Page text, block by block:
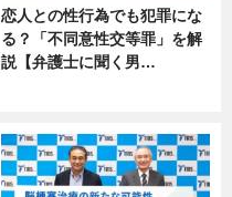
恋人との性行為でも犯罪にな
る？「不同意性交等罪」を解
説【弁護士に聞く男…